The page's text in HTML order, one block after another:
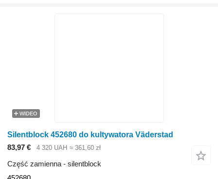
WIDEO
Silentblock 452680 do kultywatora Väderstad
83,97 €
4 320 UAH ≈ 361,60 zł
Część zamienna - silentblock